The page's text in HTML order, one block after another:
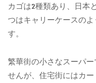
カゴは2種類あり、日本
つはキャリーケースの
す。
繁華街の小さなスーパ
せんが、住宅街にはカ